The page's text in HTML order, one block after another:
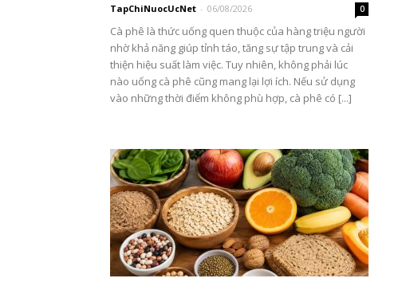
TapChiNuocUcNet - 06/08/2026 0
Cà phê là thức uống quen thuộc của hàng triệu người
nhờ khả năng giúp tỉnh táo, tăng sự tập trung và cải
thiện hiệu suất làm việc. Tuy nhiên, không phải lúc
nào uống cà phê cũng mang lại lợi ích. Nếu sử dụng
vào những thời điểm không phù hợp, cà phê có [...]